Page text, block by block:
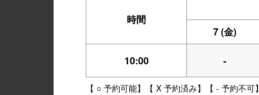
時間
7(金)
10:00 -
【 ○ 予約可能】【 X 予約済み】【 - 予約不可】